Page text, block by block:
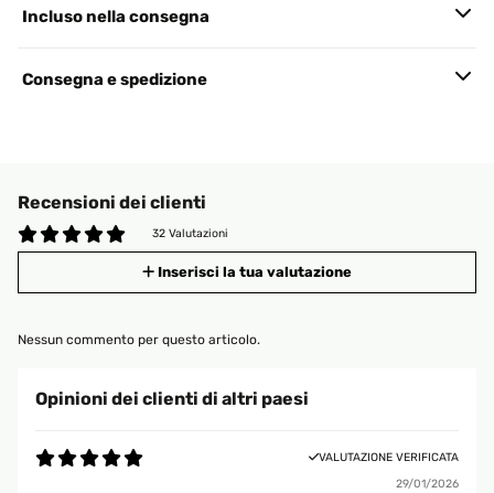
Incluso nella consegna
Consegna e spedizione
Recensioni dei clienti
32 Valutazioni
Inserisci la tua valutazione
Nessun commento per questo articolo.
Opinioni dei clienti di altri paesi
VALUTAZIONE VERIFICATA
29/01/2026